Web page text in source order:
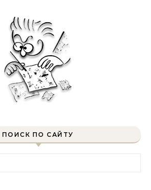
ПОИСК ПО САЙТУ